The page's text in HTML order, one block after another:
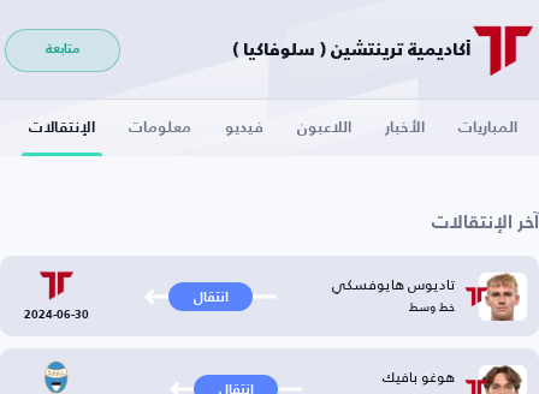
أكاديمية ترينتشين ( سلوفاكيا ) متابعة
المباريات الأخبار اللاعبون فيديو معلومات الإنتقالات
آخر الإنتقالات
تاديوس هايوفسكي
خط وسط انتقال
2024-06-30
هوغو بافيك انتقال